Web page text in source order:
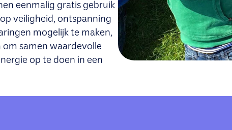
eenmalig gratis gebruik
veiligheid, ontspanning
mogelijk te maken,
samen waardevolle
op te doen in een